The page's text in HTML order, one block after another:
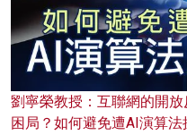
劉寧榮教授：互聯網的開
困局？如何避免遭AI演算法